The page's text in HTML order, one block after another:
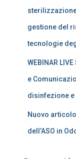
gestione del
tecnologie
WEBINAR
e
disinfezione e
Nuovo articolo
dell’ASO in